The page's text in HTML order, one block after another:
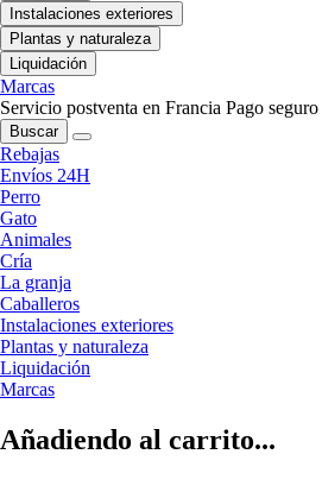
Instalaciones exteriores
Plantas y naturaleza
Liquidación
Marcas
Servicio postventa en Francia Pago seguro
Buscar
Rebajas
Envíos 24H
Perro
Gato
Animales
Cría
La granja
Caballeros
Instalaciones exteriores
Plantas y naturaleza
Liquidación
Marcas
Añadiendo al carrito...